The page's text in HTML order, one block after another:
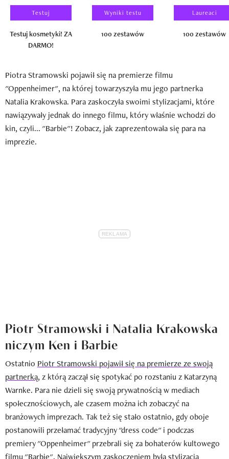
Testuj
Testuj kosmetyki! ZA
DARMO!
Wyniki testu
100 zestawów
Laureaci
100 zestawów
Piotra Stramowski pojawił się na premierze filmu
"Oppenheimer", na której towarzyszyła mu jego partnerka
Natalia Krakowska. Para zaskoczyła swoimi stylizacjami, które
nawiązywały jednak do innego filmu, który właśnie wchodzi do
kin, czyli... "Barbie"! Zobacz, jak zaprezentowała się para na
imprezie.
Piotr Stramowski i Natalia Krakowska
niczym Ken i Barbie
Ostatnio Piotr Stramowski pojawił się na premierze ze swoją
partnerką, z którą zaczął się spotykać po rozstaniu z Katarzyną
Warnke. Para nie dzieli się swoją prywatnością w mediach
społecznościowych, ale czasem można ich zobaczyć na
branżowych imprezach. Tak też się stało ostatnio, gdy oboje
postanowili przełamać tradycyjny "dress code" i podczas
premiery "Oppenheimer" przebrali się za bohaterów kultowego
filmu "Barbie". Największym zaskoczeniem była stylizacja